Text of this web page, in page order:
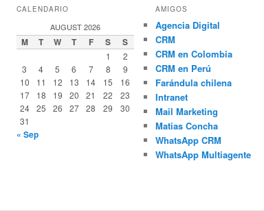
CALENDARIO
AUGUST 2026
M T W T F S S
1
2
3
4 5 6 7 8
9
10
11 12 13 14 15
16
17
18 19 20 21 22
23
24
25 26 27 28 29
30
31
« Sep
AMIGOS
Agencia Digital
CRM
CRM en Colombia
CRM en Perú
Farándula chilena
Intranet
Mail Marketing
Matias Concha
WhatsApp CRM
WhatsApp Multiagente